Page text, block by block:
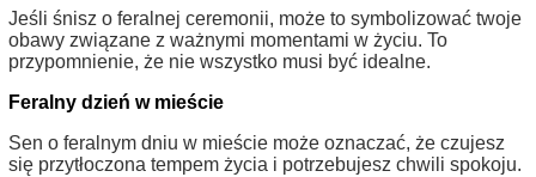
Jeśli śnisz o feralnej ceremonii, może to symbolizować twoje
obawy związane z ważnymi momentami w życiu. To
przypomnienie, że nie wszystko musi być idealne.
Feralny dzień w mieście
Sen o feralnym dniu w mieście może oznaczać, że czujesz
się przytłoczona tempem życia i potrzebujesz chwili spokoju.